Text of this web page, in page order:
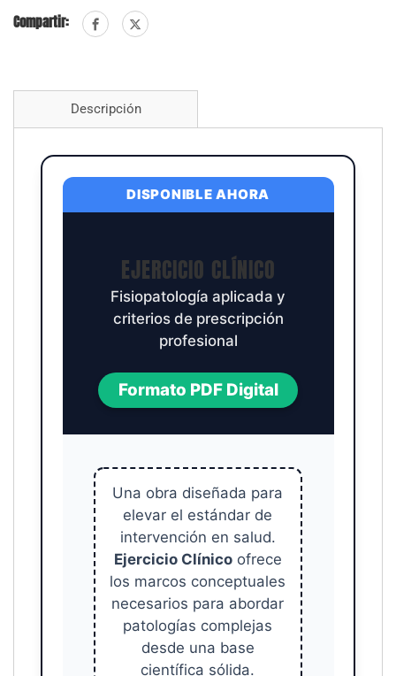
Libro
Compartir:
Descripción
DISPONIBLE AHORA
EJERCICIO CLÍNICO
Fisiopatología aplicada y
criterios de prescripción
profesional
Formato PDF Digital
Una obra diseñada para
elevar el estándar de
intervención en salud.
Ejercicio Clínicoofrece
los marcos conceptuales
necesarios para abordar
patologías complejas
desde una base
científica sólida.